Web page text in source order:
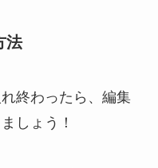
法
終わったら、編集
しょう！